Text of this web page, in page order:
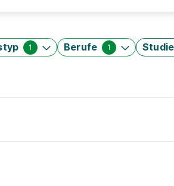
1 Berufe 1